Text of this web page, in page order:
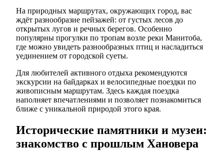
На природных маршрутах, окружающих город, вас
ждёт разнообразие пейзажей: от густых лесов до
открытых лугов и речных берегов. Особенно
популярны прогулки по тропам возле реки Манитоба,
где можно увидеть разнообразных птиц и насладиться
уединением от городской суеты.
Для любителей активного отдыха рекомендуются
экскурсии на байдарках и велосипедные поездки по
живописным маршрутам. Здесь каждая поездка
наполняет впечатлениями и позволяет познакомиться
ближе с уникальной природой этого края.
Исторические памятники и музеи:
знакомство с прошлым Хановера